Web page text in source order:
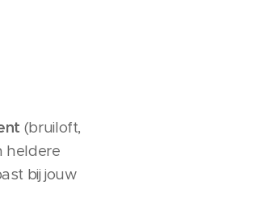
(bruiloft,
heldere
bij jouw